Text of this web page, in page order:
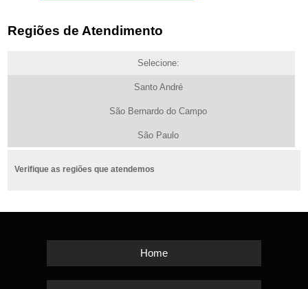
Regiões de Atendimento
Selecione:
Santo André
São Bernardo do Campo
São Paulo
Verifique as regiões que atendemos
Home